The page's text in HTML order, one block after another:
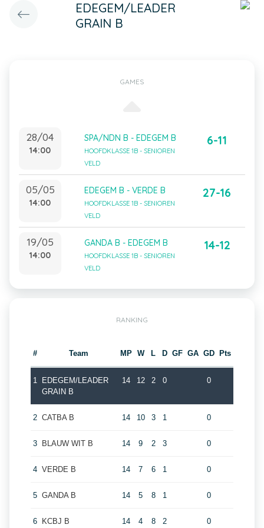
EDEGEM/LEADER
GRAIN B
GAMES
28/04
14:00
SPA/NDN B - EDEGEM B
HOOFDKLASSE 1B - SENIOREN
VELD
6-11
05/05
14:00
EDEGEM B - VERDE B
HOOFDKLASSE 1B - SENIOREN
VELD
27-16
19/05
14:00
GANDA B - EDEGEM B
HOOFDKLASSE 1B - SENIOREN
VELD
14-12
RANKING
# Team MP W L D GF GA GD Pts
1
EDEGEM/LEADER
GRAIN B
14 12 2 0 0
2 CATBA B 14 10 3 1 0
3 BLAUW WIT B 14 9 2 3 0
4 VERDE B 14 7 6 1 0
5 GANDA B 14 5 8 1 0
6 KCBJ B 14 4 8 2 0